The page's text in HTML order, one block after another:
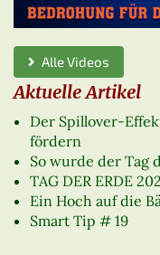
Alle Videos
Aktuelle Artikel
Der Spillover-
fördern
So wurde der Tag
TAG DER ERDE
Ein Hoch auf die
Smart Tip # 19